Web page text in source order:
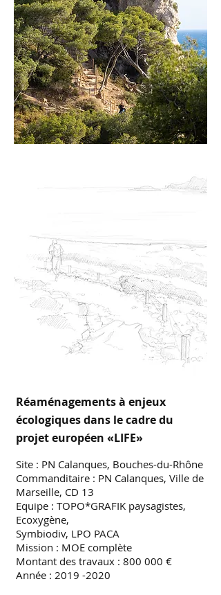
Réaménagements à enjeux
écologiques dans le cadre du
projet européen «LIFE»
Site : PN Calanques, Bouches-du-Rhône
Commanditaire : PN Calanques, Ville de
Marseille, CD 13
Equipe : TOPO*GRAFIK paysagistes,
Ecoxygène,
Symbiodiv, LPO PACA
Mission : MOE complète
Montant des travaux : 800 000 €
Année : 2019 -2020